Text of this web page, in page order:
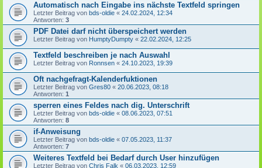
Automatisch nach Eingabe ins nächste Textfeld springen
Letzter Beitrag von bds-oldie « 24.02.2024, 12:34
Antworten: 3
PDF Datei darf nicht überspeichert werden
Letzter Beitrag von HumptyDumpty « 22.02.2024, 12:25
Textfeld beschreiben je nach Auswahl
Letzter Beitrag von Ronnsen « 24.10.2023, 19:39
Oft nachgefragt-Kalenderfuktionen
Letzter Beitrag von Gres80 « 20.06.2023, 08:18
Antworten: 1
sperren eines Feldes nach dig. Unterschrift
Letzter Beitrag von bds-oldie « 08.06.2023, 07:51
Antworten: 8
if-Anweisung
Letzter Beitrag von bds-oldie « 07.05.2023, 11:37
Antworten: 7
Weiteres Textfeld bei Bedarf durch User hinzufügen
Letzter Beitrag von Chris Falk « 06.03.2023, 12:59